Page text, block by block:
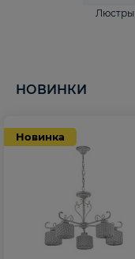
Люстры
НОВИНКИ
Новинка